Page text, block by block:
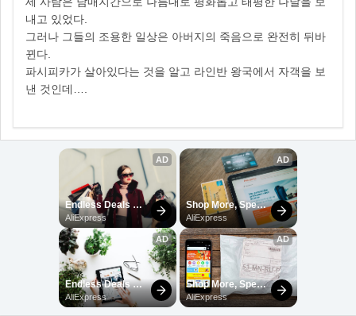
내고 있었다.
그러나 그들의 조용한 일상은 아버지의 죽음으로 완전히 뒤바
뀐다.
파시피카가 살아있다는 것을 알고 라인반 왕국에서 자객을 보
낸 것인데….